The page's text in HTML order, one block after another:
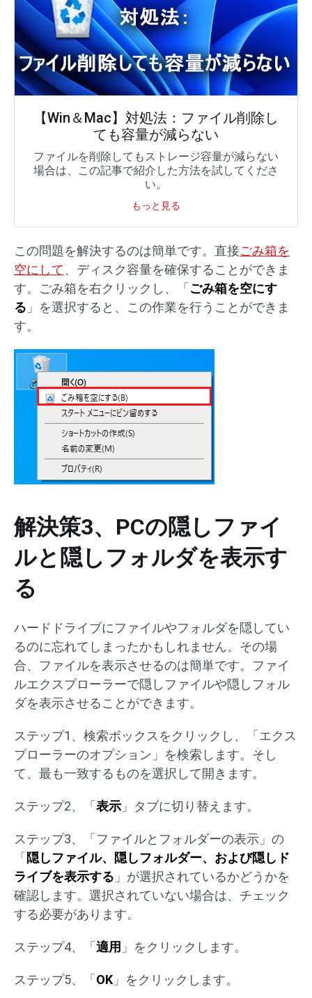
【Win＆Mac】対処法：ファイル削除し
ても容量が減らない
ファイルを削除してもストレージ容量が減らない
場合は、この記事で紹介した方法を試してくださ
い。
もっと見る
この問題を解決するのは簡単です。直接ごみ箱を
空にして、ディスク容量を確保することができま
す。ごみ箱を右クリックし、「 ごみ箱を空にす
る 」を選択すると、この作業を行うことができま
す。
解決策3、PCの隠しファイ
ルと隠しフォルダを表示す
る
ハードドライブにファイルやフォルダを隠してい
るのに忘れてしまったかもしれません。その場
合、ファイルを表示させるのは簡単です。ファイ
ルエクスプローラーで隠しファイルや隠しフォル
ダを表示させることができます。
ステップ1、検索ボックスをクリックし、「エクス
プローラーのオプション」を検索します。そし
て、最も一致するものを選択して開きます。
ステップ2、「 表示 」タブに切り替えます。
ステップ3、「ファイルとフォルダーの表示」の
「 隠しファイル、隠しフォルダー、および隠しド
ライブを表示する 」が選択されているかどうかを
確認します。選択されていない場合は、チェック
する必要があります。
ステップ4、「 適用 」をクリックします。
ステップ5、「 OK 」をクリックします。